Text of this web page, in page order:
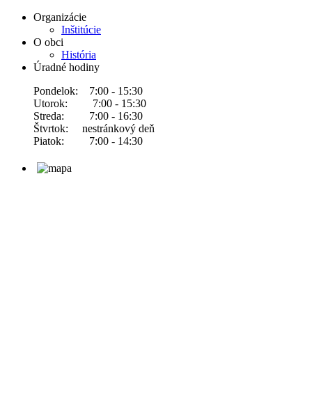
Organizácie
Inštitúcie
O obci
História
Úradné hodiny
Pondelok: 7:00 - 15:30
Utorok: 7:00 - 15:30
Streda: 7:00 - 16:30
Štvrtok: nestránkový deň
Piatok: 7:00 - 14:30